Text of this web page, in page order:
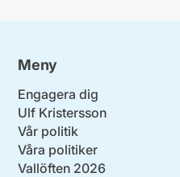
Meny
Engagera dig
Ulf Kristersson
Vår politik
Våra politiker
Vallöften 2026